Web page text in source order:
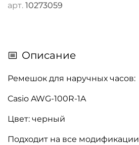
арт. 10273059
Описание
Ремешок для наручных часов:
Casio AWG-100R-1A
Цвет: черный
Подходит на все модификации